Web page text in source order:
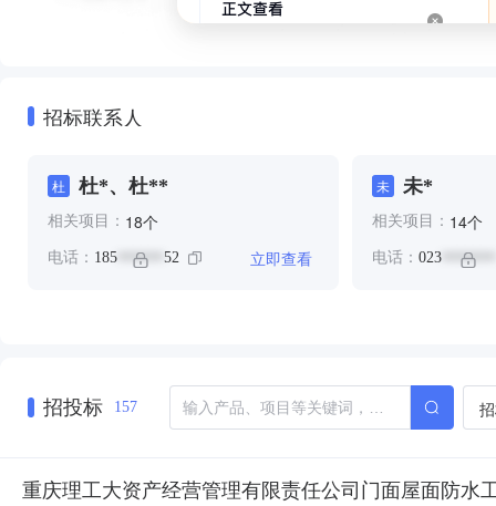
招标联系人
杜 杜*、杜**
相关项目： 18个
电话： 185 ****** 52 立即查看
未 未*
相关项目： 14个
电话： 023*******
招投标 157
重庆理工大资产经营管理有限责任公司门面屋面防水